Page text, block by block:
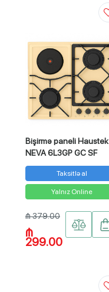
Bişirmə paneli Haustek
NEVA 6L3GP GC SF
Taksitlə al
Yalnız Online
₼ 379.00
₼
299.00